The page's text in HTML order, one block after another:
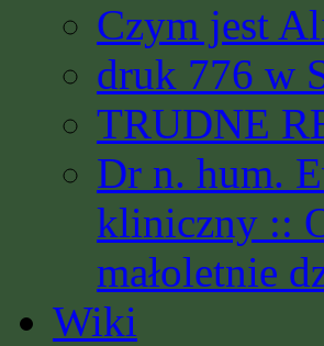
Czym jest
druk 776 w
TRUDNE
Dr n. hum.
kliniczny ::
małoletnie
Wiki